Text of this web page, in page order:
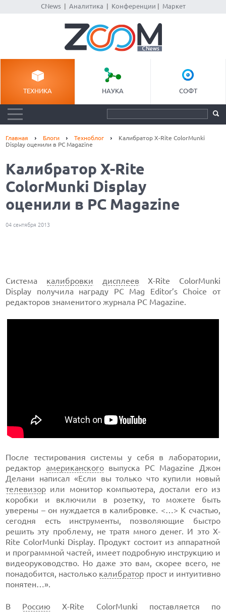
CNews| Аналитика Конференции Маркет
ТЕХНИКА НАУКА СОФТ
Главная Блоги Техноблог
Калибратор X-Rite ColorMunki
Display оценили в PC Magazine
Калибратор X-Rite
ColorMunki Display
оценили в PC Magazine
04 сентября 2013
Система калибровки дисплеев X-Rite ColorMunki
Display получила награду PC Mag Editor’s Сhoice от
редакторов знаменитого журнала PC Magazine.
После тестирования системы у себя в лаборатории,
редактор американскоговыпуска PC Magazine Джон
Делани написал «Если вы только что купили новый
телевизор или монитор компьютера, достали его из
коробки и включили в розетку, то можете быть
уверены – он нуждается в калибровке. <…> К счастью,
сегодня есть инструменты, позволяющие быстро
решить эту проблему, не тратя много денег. И это X-
Rite ColorMunki Display. Продукт состоит из аппаратной
и программной частей, имеет подробную инструкцию и
видеоруководство. Но даже это вам, скорее всего, не
понадобится, настолько калибратор прост и интуитивно
понятен…».
В Россию X-Rite ColorMunki поставляется по